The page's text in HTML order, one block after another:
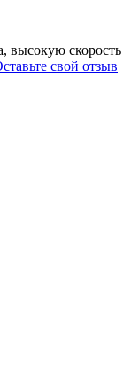
высокую скорость
свой отзыв